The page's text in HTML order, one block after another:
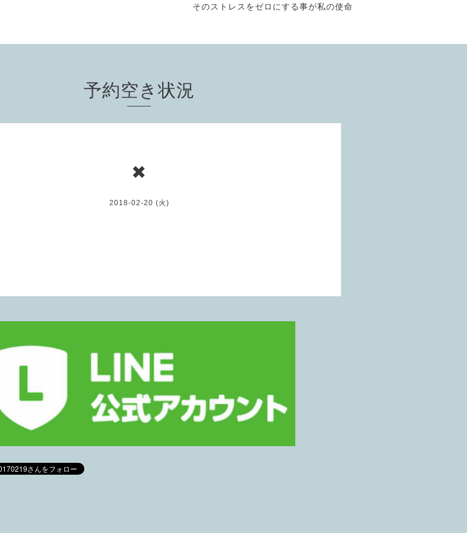
そのストレスをゼロにする事が私の使命
予約空き状況
✖
2018-02-20 (火)